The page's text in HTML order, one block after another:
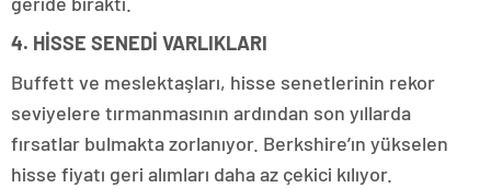
4. HİSSE SENEDİ VARLIKLARI
Buffett ve meslektaşları, hisse senetlerinin rekor
seviyelere tırmanmasının ardından son yıllarda
fırsatlar bulmakta zorlanıyor. Berkshire’ın yükselen
hisse fiyatı geri alımları daha az çekici kılıyor.